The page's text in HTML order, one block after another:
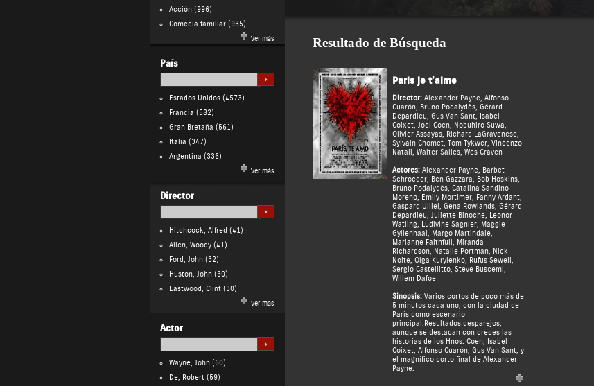
Acción(996)
Comedia familiar(935)
Ver más
País
Estados Unidos(4573)
Francia (582)
Gran Bretaña (561)
Italia (347)
Argentina (336)
Ver más
Director
Hitchcock, Alfred (41)
Allen, Woody(41)
Ford, John(32)
Huston, John(30)
Eastwood, Clint(30)
Ver más
Actor
Wayne, John(60)
De, Robert(59)
Resultado de Búsqueda
Paris je t’aime
Director: Alexander Payne, Alfonso
Cuarón, Bruno Podalydès, Gérard
Depardieu, Gus Van Sant, Isabel
Coixet, Joel Coen, Nobuhiro Suwa,
Olivier Assayas, Richard LaGravenese,
Sylvain Chomet, Tom Tykwer, Vincenzo
Natali, Walter Salles, Wes Craven
Actores: Alexander Payne, Barbet
Schroeder, Ben Gazzara, Bob Hoskins,
Bruno Podalydès, Catalina Sandino
Moreno, Emily Mortimer, Fanny Ardant,
Gaspard Ulliel , Gena Rowlands, Gérard
Depardieu, Juliette Binoche, Leonor
Watling, Ludivine Sagnier, Maggie
Gyllenhaal , Margo Martindale,
Marianne Faithfull , Miranda
Richardson, Natalie Portman, Nick
Nolte, Olga Kurylenko, Rufus Sewell ,
Sergio Castellitto, Steve Buscemi,
Willem Dafoe
Sinopsis:Varios cortos de poco más de
5 minutos cada uno, con la ciudad de
París como escenario
principal.Resultados desparejos,
aunque se destacan con creces las
historias de los Hnos. Coen, Isabel
Coixet, Alfonso Cuarón, Gus Van Sant, y
el magnífico corto final de Alexander
Payne.